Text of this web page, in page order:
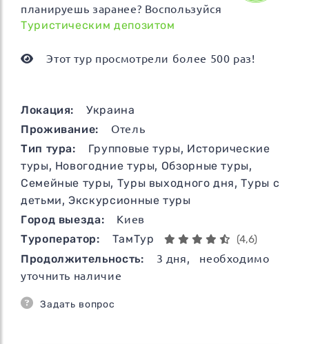
планируешь заранее? Воспользуйся
Туристическим депозитом
Этот тур просмотрели более 500 раз!
Локация:
Украина
Проживание:
Отель
Тип тура: Групповые туры, Исторические
туры, Новогодние туры, Обзорные туры,
Семейные туры, Туры выходного дня,Туры с
детьми,Экскурсионные туры
Город выезда:
Киев
Туроператор: ТамТур (4,6)
Продолжительность: 3 дня, необходимо
уточнить наличие
Задать вопрос